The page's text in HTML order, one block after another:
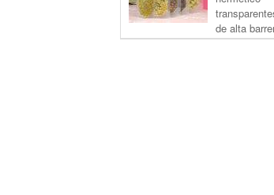
de alta